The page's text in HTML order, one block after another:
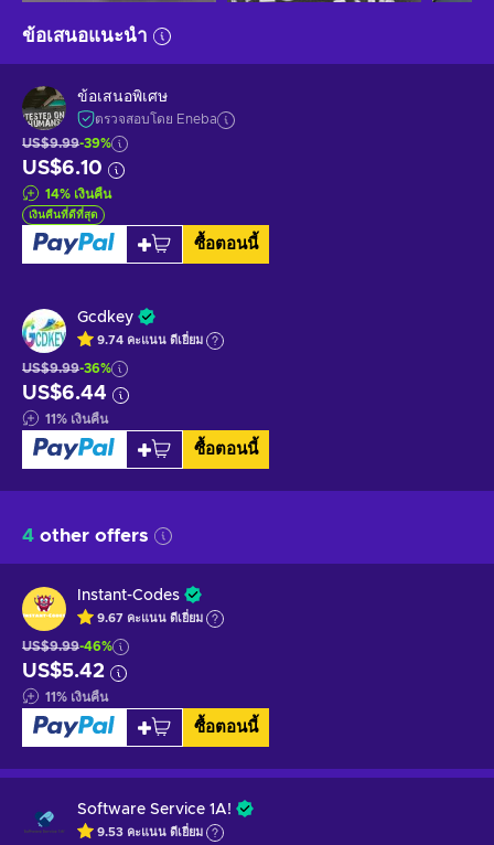
ข้อเสนอแนะนำ
ข้อเสนอพิเศษ
ตรวจสอบโดย Eneba
US$9.99-39%
US$6.10
14% เงินคืน
เงินคืนที่ดีที่สุด
ซื้อตอนนี้
Gcdkey
9.74 คะแนน ดีเยี่ยม
US$9.99-36%
US$6.44
11% เงินคืน
ซื้อตอนนี้
4 other offers
Instant-Codes
9.67 คะแนน ดีเยี่ยม
US$9.99-46%
US$5.42
11% เงินคืน
ซื้อตอนนี้
Software Service 1A!
9.53 คะแนน ดีเยี่ยม